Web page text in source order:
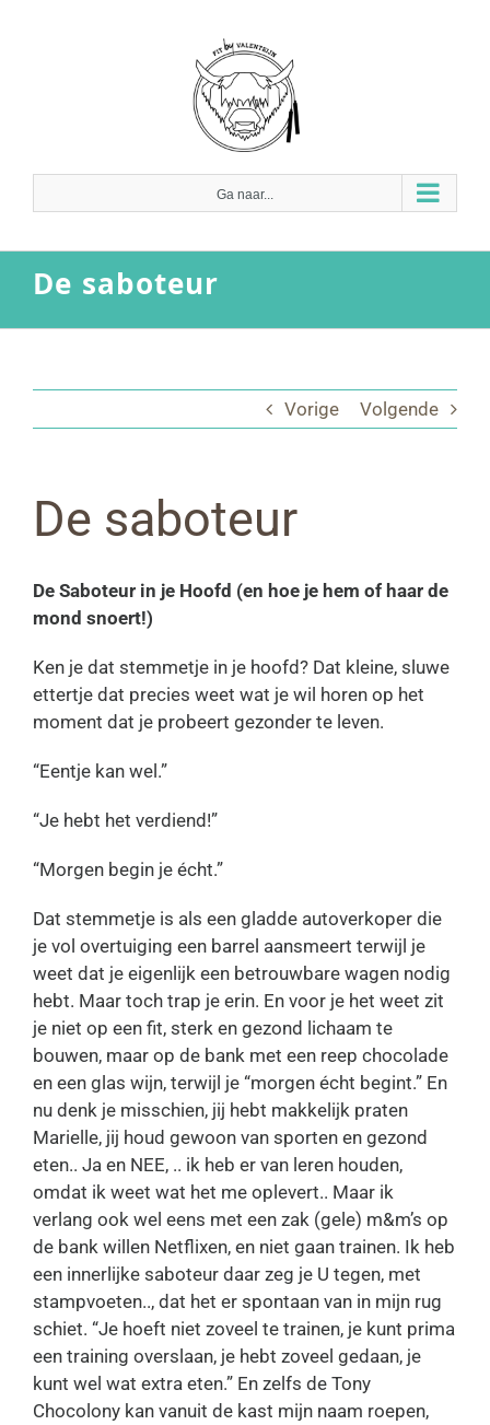
Ga naar...
De saboteur
Vorige Volgende
De saboteur
De Saboteur in je Hoofd (en hoe je hem of haar de
mond snoert!)
Ken je dat stemmetje in je hoofd? Dat kleine, sluwe
ettertje dat precies weet wat je wil horen op het
moment dat je probeert gezonder te leven.
“Eentje kan wel.”
“Je hebt het verdiend!”
“Morgen begin je écht.”
Dat stemmetje is als een gladde autoverkoper die
je vol overtuiging een barrel aansmeert terwijl je
weet dat je eigenlijk een betrouwbare wagen nodig
hebt. Maar toch trap je erin. En voor je het weet zit
je niet op een fit, sterk en gezond lichaam te
bouwen, maar op de bank met een reep chocolade
en een glas wijn, terwijl je “morgen écht begint.” En
nu denk je misschien, jij hebt makkelijk praten
Marielle, jij houd gewoon van sporten en gezond
eten.. Ja en NEE, .. ik heb er van leren houden,
omdat ik weet wat het me oplevert.. Maar ik
verlang ook wel eens met een zak (gele) m&m’s op
de bank willen Netflixen, en niet gaan trainen. Ik heb
een innerlijke saboteur daar zeg je U tegen, met
stampvoeten.., dat het er spontaan van in mijn rug
schiet. “Je hoeft niet zoveel te trainen, je kunt prima
een training overslaan, je hebt zoveel gedaan, je
kunt wel wat extra eten.” En zelfs de Tony
Chocolony kan vanuit de kast mijn naam roepen,